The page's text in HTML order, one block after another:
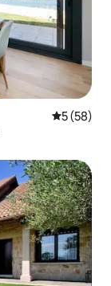
Vidējais
5 (58)